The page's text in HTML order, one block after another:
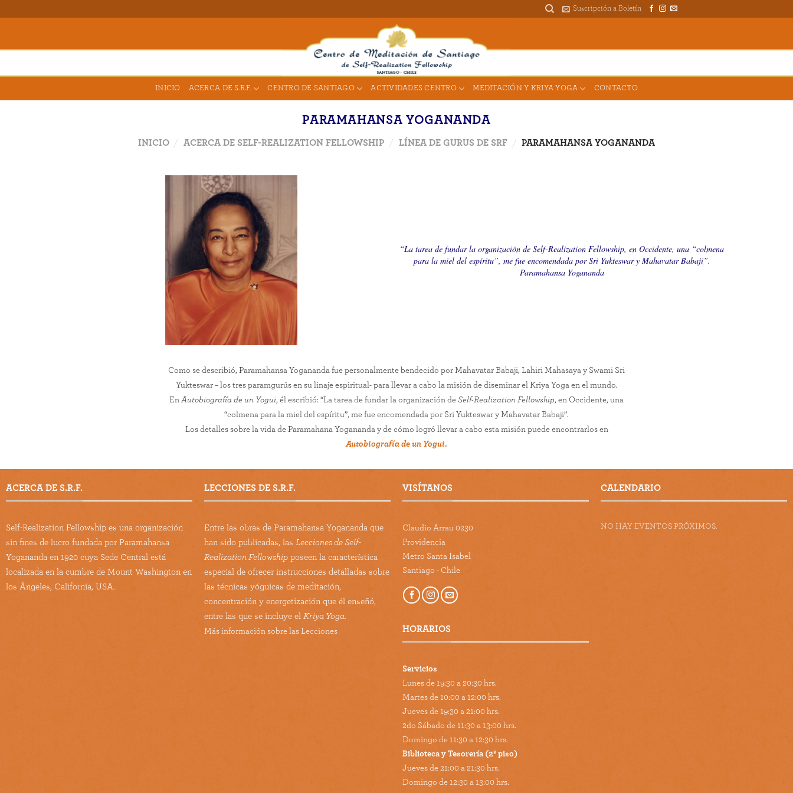
Suscripción a Boletín
INICIO ACERCA DE S.R.F. CENTRO DE SANTIAGO ACTIVIDADES CENTRO MEDITACIÓN Y KRIYA YOGA CONTACTO
PARAMAHANSA YOGANANDA
INICIO / ACERCA DE SELF-REALIZATION FELLOWSHIP / LÍNEA DE GURUS DE SRF / PARAMAHANSA YOGANANDA
“La tarea de fundar la organización de Self-Realization Fellowship, en Occidente, una “colmena
para la miel del espíritu”, me fue encomendada por Sri Yukteswar y Mahavatar Babaji”.
Paramahansa Yogananda
Como se describió, Paramahansa Yogananda fue personalmente bendecido por Mahavatar Babaji, Lahiri Mahasaya y Swami Sri
Yukteswar – los tres paramgurús en su linaje espiritual- para llevar a cabo la misión de diseminar el Kriya Yoga en el mundo.
EnAutobiografía de un Yogui, él escribió: “La tarea de fundar la organización de Self-Realization Fellowship, en Occidente, una
“colmena para la miel del espíritu”, me fue encomendada por Sri Yukteswar y Mahavatar Babaji”.
Los detalles sobre la vida de Paramahana Yogananda y de cómo logró llevar a cabo esta misión puede encontrarlos en
Autobiografía de un Yogui.
ACERCA DE S.R.F.
Self-Realization Fellowship es una organización
sin fines de lucro fundada por Paramahansa
Yogananda en 1920 cuya Sede Central está
localizada en la cumbre de Mount Washington en
los Ángeles, California, USA.
LECCIONES DE S.R.F.
Entre las obras de Paramahansa Yogananda que
han sido publicadas, las Lecciones de Self-
Realization Fellowship poseen la característica
especial de ofrecer instrucciones detalladas sobre
las técnicas yóguicas de meditación,
concentración y energetización que él enseñó,
entre las que se incluye el Kriya Yoga.
Más información sobre las Lecciones
VISÍTANOS
Claudio Arrau 0230
Providencia
Metro Santa Isabel
Santiago - Chile
HORARIOS
Servicios
Lunes de 19:30 a 20:30 hrs.
Martes de 10:00 a 12:00 hrs.
Jueves de 19:30 a 21:00 hrs.
2do Sábado de 11:30 a 13:00 hrs.
Domingo de 11:30 a 12:30 hrs.
Biblioteca y Tesorería (2º piso)
Jueves de 21:00 a 21:30 hrs.
Domingo de 12:30 a 13:00 hrs.
CALENDARIO
NO HAY EVENTOS PRÓXIMOS.